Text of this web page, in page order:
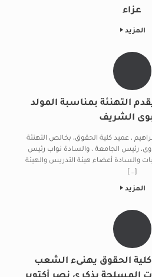
عزاء
المزيد
التهنئة بمناسبة المولد
الشريف
، عميد كلية الحقوق، بخالص التهنئة
رئيس الجامعة ، والسادة نواب رئيس
والسادة أعضاء هيئة التدريس والهيئة
[…]
المزيد
الحقوق يهنىء الشعب